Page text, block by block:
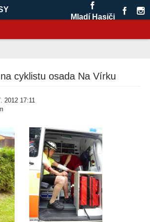
Mladí Hasiči
cyklistu osada Na Vírku
2012 17:11